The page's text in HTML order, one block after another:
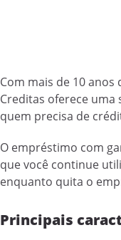
Com mais de 10
Creditas oferece uma
quem precisa de
O empréstimo com
que você continue
enquanto quita o
Principais